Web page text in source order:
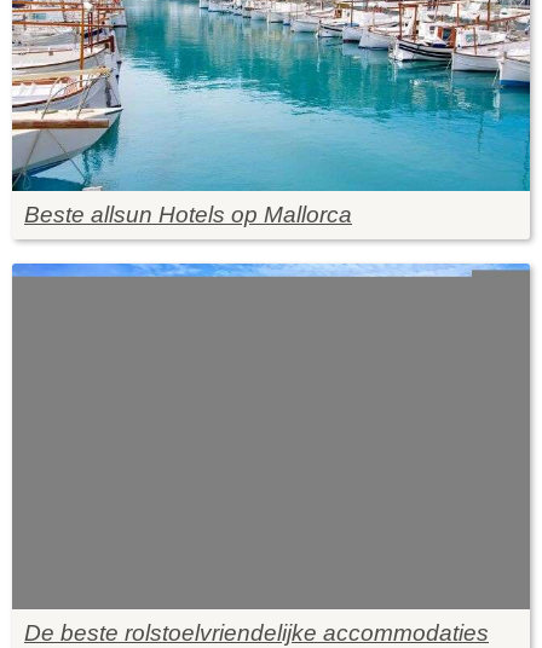
Beste allsun Hotels op Mallorca
De beste rolstoelvriendelijke accommodaties